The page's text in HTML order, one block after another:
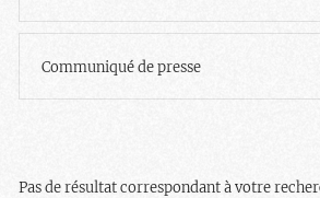
Communiqué de presse
Pas de résultat correspondant à votre